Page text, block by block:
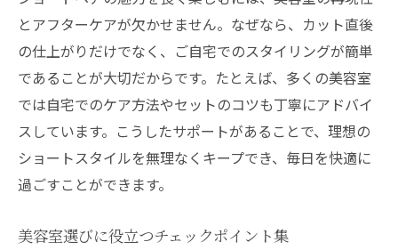
とアフターケアが欠かせません。なぜなら、カット直後
の仕上がりだけでなく、ご自宅でのスタイリングが簡単
であることが大切だからです。たとえば、多くの美容室
では自宅でのケア方法やセットのコツも丁寧にアドバイ
スしています。こうしたサポートがあることで、理想の
ショートスタイルを無理なくキープでき、毎日を快適に
過ごすことができます。
美容室選びに役立つチェックポイント集